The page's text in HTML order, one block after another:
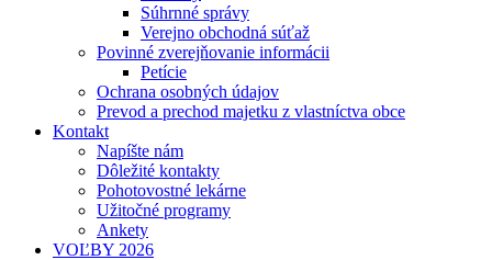
Súhrnné správy
Verejno obchodná súťaž
Povinné zverejňovanie informácii
Petície
Ochrana osobných údajov
Prevod a prechod majetku z vlastníctva obce
Kontakt
Napíšte nám
Dôležité kontakty
Pohotovostné lekárne
Užitočné programy
Ankety
VOĽBY 2026